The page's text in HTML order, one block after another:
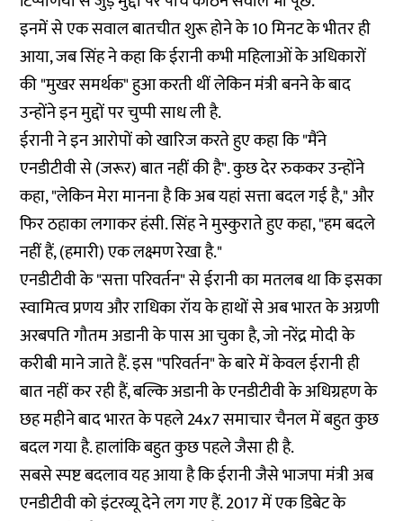
इनमें से एक सवाल बातचीत शुरू होने के 10 मिनट के भीतर ही
आया, जब सिंह ने कहा कि ईरानी कभी महिलाओं के अधिकारों
की "मुखर समर्थक" हुआ करती थीं लेकिन मंत्री बनने के बाद
उन्होंने इन मुद्दों पर चुप्पी साध ली है.
ईरानी ने इन आरोपों को खारिज करते हुए कहा कि "मैंने
एनडीटीवी से (जरूर) बात नहीं की है". कुछ देर रुककर उन्होंने
कहा, "लेकिन मेरा मानना ​​है कि अब यहां सत्ता बदल गई है," और
फिर ठहाका लगाकर हंसी. सिंह ने मुस्कुराते हुए कहा, "हम बदले
नहीं हैं, (हमारी) एक लक्ष्मण रेखा है."
एनडीटीवी के "सत्ता परिवर्तन" से ईरानी का मतलब था कि इसका
स्वामित्व प्रणय और राधिका रॉय के हाथों से अब भारत के अग्रणी
अरबपति गौतम अडानी के पास आ चुका है, जो नरेंद्र मोदी के
करीबी माने जाते हैं. इस "परिवर्तन" के बारे में केवल ईरानी ही
बात नहीं कर रही हैं, बल्कि अडानी के एनडीटीवी के अधिग्रहण के
छह महीने बाद भारत के पहले 24x7 समाचार चैनल में बहुत कुछ
बदल गया है. हालांकि बहुत कुछ पहले जैसा ही है.
सबसे स्पष्ट बदलाव यह आया है कि ईरानी जैसे भाजपा मंत्री अब
एनडीटीवी को इंटरव्यू देने लग गए हैं. 2017 में एक डिबेट के